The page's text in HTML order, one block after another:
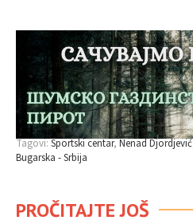
Tagovi:Sportski centar Nenad Djordjević
Bugarska - Srbija
PROČITAJTE JOŠ